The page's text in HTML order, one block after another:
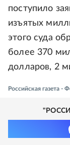
поступило
изъятых
этого суда
более 370
долларов, 2
Российская газета